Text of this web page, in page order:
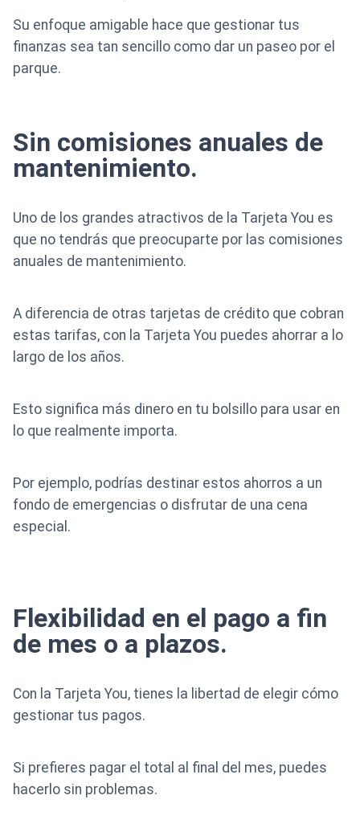
Su enfoque amigable hace que gestionar tus
finanzas sea tan sencillo como dar un paseo por el
parque.
Sin comisiones anuales de
mantenimiento.
Uno de los grandes atractivos de la Tarjeta You es
que no tendrás que preocuparte por las comisiones
anuales de mantenimiento.
A diferencia de otras tarjetas de crédito que cobran
estas tarifas, con la Tarjeta You puedes ahorrar a lo
largo de los años.
Esto significa más dinero en tu bolsillo para usar en
lo que realmente importa.
Por ejemplo, podrías destinar estos ahorros a un
fondo de emergencias o disfrutar de una cena
especial.
Flexibilidad en el pago a fin
de mes o a plazos.
Con la Tarjeta You, tienes la libertad de elegir cómo
gestionar tus pagos.
Si prefieres pagar el total al final del mes, puedes
hacerlo sin problemas.